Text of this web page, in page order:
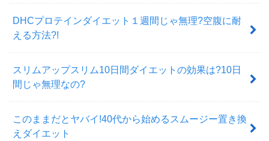
DHCプロテインダイエット１週間じゃ無理?空腹に耐
える方法?!
スリムアップスリム10日間ダイエットの効果は?10日
間じゃ無理なの?
このままだとヤバイ!40代から始めるスムージー置き換
えダイエット